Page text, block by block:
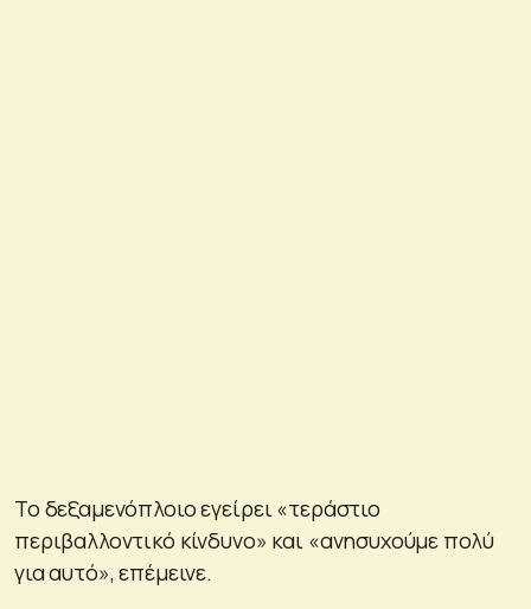
Το δεξαμενόπλοιο εγείρει «τεράστιο
περιβαλλοντικό κίνδυνο» και «ανησυχούμε πολύ
για αυτό», επέμεινε.